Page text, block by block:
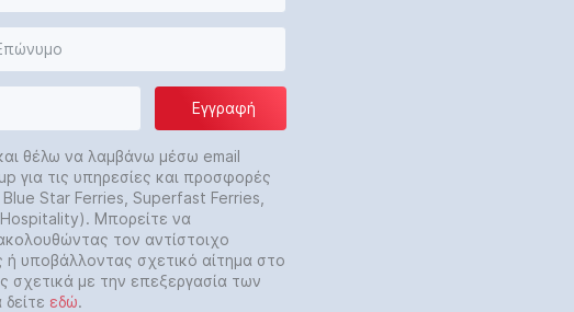
Εγγραφή
θέλω να λαμβάνω μέσω email
για τις υπηρεσίες και προσφορές
Star Ferries, Superfast Ferries,
Μπορείτε να
τον αντίστοιχο
ή υποβάλλοντας σχετικό αίτημα στο
σχετικά με την επεξεργασία των
εδώ.